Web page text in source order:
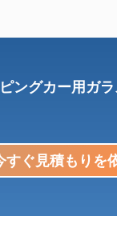
ングカー用ガ
すぐ見積もりを